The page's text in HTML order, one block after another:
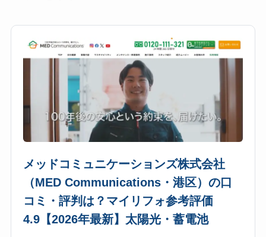
メッドコミュニケーションズ株式会社
（MED Communications・港区）の口
コミ・評判は？マイリフォ参考評価
4.9【2026年最新】太陽光・蓄電池